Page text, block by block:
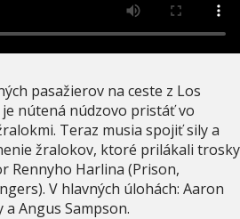
pasažierov na ceste z Los
nútená núdzovo pristáť vo
Teraz musia spojiť sily a
žralokov, ktoré prilákali trosky
Rennyho Harlina (Prison,
V hlavných úlohách: Aaron
a Angus Sampson.